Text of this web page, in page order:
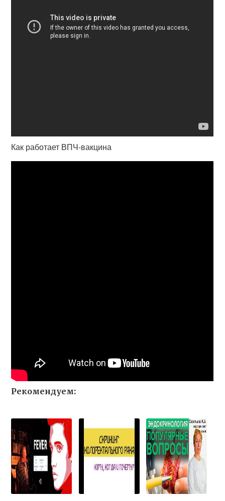
Как работает ВПЧ-вакцина
Рекомендуем: